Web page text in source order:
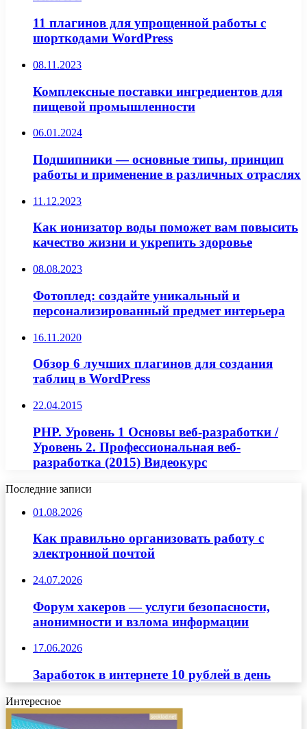
11 плагинов для упрощенной работы с
шорткодами WordPress
08.11.2023
Комплексные поставки ингредиентов для
пищевой промышленности
06.01.2024
Подшипники — основные типы, принцип
работы и применение в различных отраслях
11.12.2023
Как ионизатор воды поможет вам повысить
качество жизни и укрепить здоровье
08.08.2023
Фотоплед: создайте уникальный и
персонализированный предмет интерьера
16.11.2020
Обзор 6 лучших плагинов для создания
таблиц в WordPress
22.04.2015
PHP. Уровень 1 Основы веб-разработки /
Уровень 2. Профессиональная веб-
разработка (2015) Видеокурс
Последние записи
01.08.2026
Как правильно организовать работу с
электронной почтой
24.07.2026
Форум хакеров — услуги безопасности,
анонимности и взлома информации
17.06.2026
Заработок в интернете 10 рублей в день
Интересное